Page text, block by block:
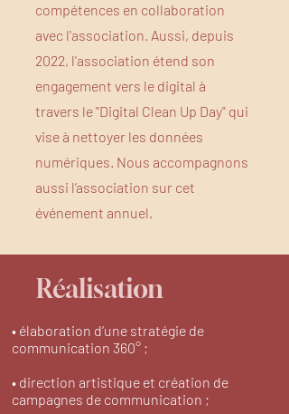
compétences en collaboration
avec l'association. Aussi, depuis
2022, l'association étend son
engagement vers le digital à
travers le "Digital Clean Up Day" qui
vise à nettoyer les données
numériques. Nous accompagnons
aussi l’association sur cet
événement annuel.
Réalisation
• élaboration d’une stratégie de
communication 360° ;
• direction artistique et création de
campagnes de communication ;